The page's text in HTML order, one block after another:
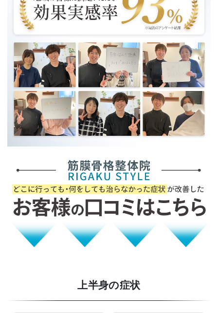
上半身の症状